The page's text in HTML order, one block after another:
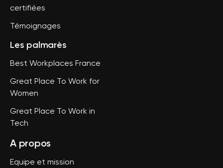
certifiées
Témoignages
Les palmarès
Best Workplaces France
Great Place To Work for
Women
Great Place To Work in
Tech
A propos
Equipe et mission